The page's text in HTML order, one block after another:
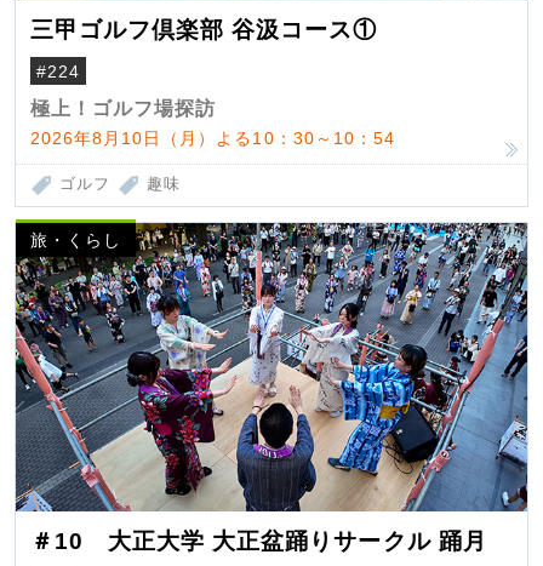
三甲ゴルフ倶楽部 谷汲コース①
#224
極上！ゴルフ場探訪
2026年8月10日（月）よる10：30～10：54
ゴルフ 趣味
旅・くらし
＃10 大正大学 大正盆踊りサークル 踊月